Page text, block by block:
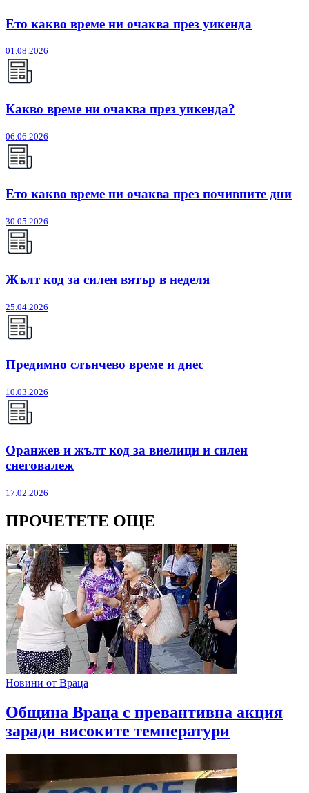
Ето какво време ни очаква през уикенда
01.08.2026
Какво време ни очаква през уикенда?
06.06.2026
Ето какво време ни очаква през почивните дни
30.05.2026
Жълт код за силен вятър в неделя
25.04.2026
Предимно слънчево време и днес
10.03.2026
Оранжев и жълт код за виелици и силен
снеговалеж
17.02.2026
ПРОЧЕТЕТЕ ОЩЕ
Новини от Враца
Община Враца с превантивна акция
заради високите температури